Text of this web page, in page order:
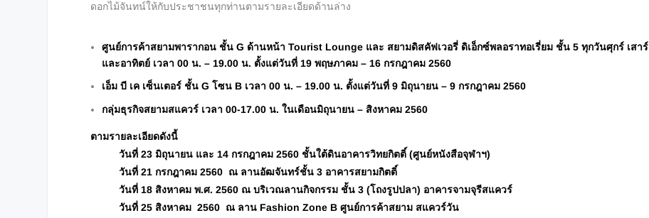
ดอกไม้จันทน์ให้กับประชาชนทุกท่านตามรายละเอียดด้านล่าง
ศูนย์การค้าสยามพารากอน ชั้นG ด้านหน้า Tourist Lounge และ สยามดิสคัฟเวอรี่ ดิเอ็กซ์พลอราทอเรี่ยม ชั้น 5 ทุกวันศุกร์ เสาร์
และอาทิตย์ เวลา 00 น. – 19.00 น. ตั้งแต่วันที่ 19 พฤษภาคม – 16 กรกฎาคม 2560
เอ็ม บี เค เซ็นเตอร์ ชั้นG โซน B เวลา 00 น. – 19.00 น. ตั้งแต่วันที่ 9 มิถุนายน – 9 กรกฎาคม 2560
กลุ่มธุรกิจสยามสแควร์ เวลา00-17.00 น. ในเดือนมิถุนายน – สิงหาคม 2560
ตามรายละเอียดดังนี้
วันที่23 มิถุนายน และ 14 กรกฎาคม 2560 ชั้นใต้ดินอาคารวิทยกิตติ์ (ศูนย์หนังสือจุฬาฯ)
วันที่21 กรกฎาคม 2560 ณ ลานอัฒจันทร์ชั้น 3 อาคารสยามกิตติ์
วันที่18 สิงหาคม พ.ศ. 2560 ณ บริเวณลานกิจกรรม ชั้น 3 (โถงรูปปลา) อาคารจามจุรีสแควร์
วันที่25 สิงหาคม 2560 ณ ลาน Fashion Zone B ศูนย์การค้าสยาม สแควร์วัน